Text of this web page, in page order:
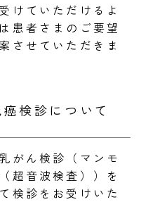
けていただけるよ
患者さまのご要望
させていただきま
検診について
がん検診（マンモ
超音波検査））を
検診をお受けいた